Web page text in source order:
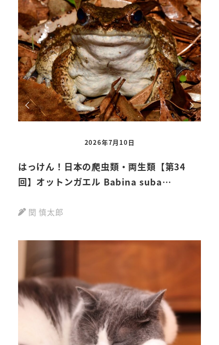
2026年7月10日
はっけん！日本の爬虫類・両生類【第34
回】オットンガエル Babina suba…
関 慎太郎